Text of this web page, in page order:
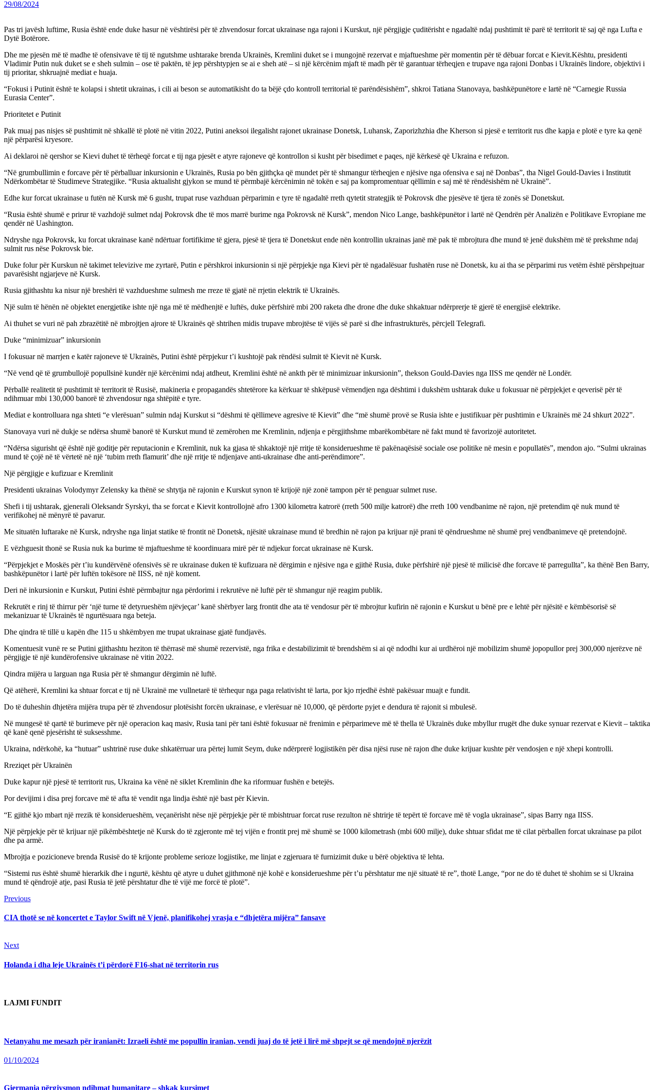
29/08/2024
Pas tri javësh luftime, Rusia është ende duke hasur në vështirësi për të zhvendosur forcat ukrainase nga rajoni i Kurskut, një përgjigje çuditërisht e ngadaltë ndaj pushtimit të parë të territorit të saj që nga Lufta e
Dytë Botërore.
Dhe me pjesën më të madhe të ofensivave të tij të ngutshme ushtarake brenda Ukrainës, Kremlini duket se i mungojnë rezervat e mjaftueshme për momentin për të dëbuar forcat e Kievit.Kështu, presidenti
Vladimir Putin nuk duket se e sheh sulmin – ose të paktën, të jep përshtypjen se ai e sheh atë – si një kërcënim mjaft të madh për të garantuar tërheqjen e trupave nga rajoni Donbas i Ukrainës lindore, objektivi i
tij prioritar, shkruajnë mediat e huaja.
“Fokusi i Putinit është te kolapsi i shtetit ukrainas, i cili ai beson se automatikisht do ta bëjë çdo kontroll territorial të parëndësishëm”, shkroi Tatiana Stanovaya, bashkëpunëtore e lartë në “Carnegie Russia
Eurasia Center”.
Prioritetet e Putinit
Pak muaj pas nisjes së pushtimit në shkallë të plotë në vitin 2022, Putini aneksoi ilegalisht rajonet ukrainase Donetsk, Luhansk, Zaporizhzhia dhe Kherson si pjesë e territorit rus dhe kapja e plotë e tyre ka qenë
një përparësi kryesore.
Ai deklaroi në qershor se Kievi duhet të tërheqë forcat e tij nga pjesët e atyre rajoneve që kontrollon si kusht për bisedimet e paqes, një kërkesë që Ukraina e refuzon.
“Në grumbullimin e forcave për të përballuar inkursionin e Ukrainës, Rusia po bën gjithçka që mundet për të shmangur tërheqjen e njësive nga ofensiva e saj në Donbas”, tha Nigel Gould-Davies i Institutit
Ndërkombëtar të Studimeve Strategjike. “Rusia aktualisht gjykon se mund të përmbajë kërcënimin në tokën e saj pa kompromentuar qëllimin e saj më të rëndësishëm në Ukrainë”.
Edhe kur forcat ukrainase u futën në Kursk më 6 gusht, trupat ruse vazhduan përparimin e tyre të ngadaltë rreth qytetit strategjik të Pokrovsk dhe pjesëve të tjera të zonës së Donetskut.
“Rusia është shumë e prirur të vazhdojë sulmet ndaj Pokrovsk dhe të mos marrë burime nga Pokrovsk në Kursk”, mendon Nico Lange, bashkëpunëtor i lartë në Qendrën për Analizën e Politikave Evropiane me
qendër në Uashington.
Ndryshe nga Pokrovsk, ku forcat ukrainase kanë ndërtuar fortifikime të gjera, pjesë të tjera të Donetskut ende nën kontrollin ukrainas janë më pak të mbrojtura dhe mund të jenë dukshëm më të prekshme ndaj
sulmit rus nëse Pokrovsk bie.
Duke folur për Kurskun në takimet televizive me zyrtarë, Putin e përshkroi inkursionin si një përpjekje nga Kievi për të ngadalësuar fushatën ruse në Donetsk, ku ai tha se përparimi rus vetëm është përshpejtuar
pavarësisht ngjarjeve në Kursk.
Rusia gjithashtu ka nisur një breshëri të vazhdueshme sulmesh me rreze të gjatë në rrjetin elektrik të Ukrainës.
Një sulm të hënën në objektet energjetike ishte një nga më të mëdhenjtë e luftës, duke përfshirë mbi 200 raketa dhe drone dhe duke shkaktuar ndërprerje të gjerë të energjisë elektrike.
Ai thuhet se vuri në pah zbrazëtitë në mbrojtjen ajrore të Ukrainës që shtrihen midis trupave mbrojtëse të vijës së parë si dhe infrastrukturës, përcjell Telegrafi.
Duke “minimizuar” inkursionin
I fokusuar në marrjen e katër rajoneve të Ukrainës, Putini është përpjekur t’i kushtojë pak rëndësi sulmit të Kievit në Kursk.
“Në vend që të grumbullojë popullsinë kundër një kërcënimi ndaj atdheut, Kremlini është në ankth për të minimizuar inkursionin”, thekson Gould-Davies nga IISS me qendër në Londër.
Përballë realitetit të pushtimit të territorit të Rusisë, makineria e propagandës shtetërore ka kërkuar të shkëpusë vëmendjen nga dështimi i dukshëm ushtarak duke u fokusuar në përpjekjet e qeverisë për të
ndihmuar mbi 130,000 banorë të zhvendosur nga shtëpitë e tyre.
Mediat e kontrolluara nga shteti “e vlerësuan” sulmin ndaj Kurskut si “dëshmi të qëllimeve agresive të Kievit” dhe “më shumë provë se Rusia ishte e justifikuar për pushtimin e Ukrainës më 24 shkurt 2022”.
Stanovaya vuri në dukje se ndërsa shumë banorë të Kurskut mund të zemërohen me Kremlinin, ndjenja e përgjithshme mbarëkombëtare në fakt mund të favorizojë autoritetet.
“Ndërsa sigurisht që është një goditje për reputacionin e Kremlinit, nuk ka gjasa të shkaktojë një rritje të konsiderueshme të pakënaqësisë sociale ose politike në mesin e popullatës”, mendon ajo. “Sulmi ukrainas
mund të çojë në të vërtetë në një ‘tubim rreth flamurit’ dhe një rritje të ndjenjave anti-ukrainase dhe anti-perëndimore”.
Një përgjigje e kufizuar e Kremlinit
Presidenti ukrainas Volodymyr Zelensky ka thënë se shtytja në rajonin e Kurskut synon të krijojë një zonë tampon për të penguar sulmet ruse.
Shefi i tij ushtarak, gjenerali Oleksandr Syrskyi, tha se forcat e Kievit kontrollojnë afro 1300 kilometra katrorë (rreth 500 milje katrorë) dhe rreth 100 vendbanime në rajon, një pretendim që nuk mund të
verifikohej në mënyrë të pavarur.
Me situatën luftarake në Kursk, ndryshe nga linjat statike të frontit në Donetsk, njësitë ukrainase mund të bredhin në rajon pa krijuar një prani të qëndrueshme në shumë prej vendbanimeve që pretendojnë.
E vëzhguesit thonë se Rusia nuk ka burime të mjaftueshme të koordinuara mirë për të ndjekur forcat ukrainase në Kursk.
“Përpjekjet e Moskës për t’iu kundërvënë ofensivës së re ukrainase duken të kufizuara në dërgimin e njësive nga e gjithë Rusia, duke përfshirë një pjesë të milicisë dhe forcave të parregullta”, ka thënë Ben Barry,
bashkëpunëtor i lartë për luftën tokësore në IISS, në një koment.
Deri në inkursionin e Kurskut, Putini është përmbajtur nga përdorimi i rekrutëve në luftë për të shmangur një reagim publik.
Rekrutët e rinj të thirrur për ‘një turne të detyrueshëm njëvjeçar’ kanë shërbyer larg frontit dhe ata të vendosur për të mbrojtur kufirin në rajonin e Kurskut u bënë pre e lehtë për njësitë e këmbësorisë së
mekanizuar të Ukrainës të ngurtësuara nga beteja.
Dhe qindra të tillë u kapën dhe 115 u shkëmbyen me trupat ukrainase gjatë fundjavës.
Komentuesit vunë re se Putini gjithashtu heziton të thërrasë më shumë rezervistë, nga frika e destabilizimit të brendshëm si ai që ndodhi kur ai urdhëroi një mobilizim shumë jopopullor prej 300,000 njerëzve në
përgjigje të një kundërofensive ukrainase në vitin 2022.
Qindra mijëra u larguan nga Rusia për të shmangur dërgimin në luftë.
Që atëherë, Kremlini ka shtuar forcat e tij në Ukrainë me vullnetarë të tërhequr nga paga relativisht të larta, por kjo rrjedhë është pakësuar muajt e fundit.
Do të duheshin dhjetëra mijëra trupa për të zhvendosur plotësisht forcën ukrainase, e vlerësuar në 10,000, që përdorte pyjet e dendura të rajonit si mbulesë.
Në mungesë të qartë të burimeve për një operacion kaq masiv, Rusia tani për tani është fokusuar në frenimin e përparimeve më të thella të Ukrainës duke mbyllur rrugët dhe duke synuar rezervat e Kievit – taktika
që kanë qenë pjesërisht të suksesshme.
Ukraina, ndërkohë, ka “hutuar” ushtrinë ruse duke shkatërruar ura përtej lumit Seym, duke ndërprerë logjistikën për disa njësi ruse në rajon dhe duke krijuar kushte për vendosjen e një xhepi kontrolli.
Rreziqet për Ukrainën
Duke kapur një pjesë të territorit rus, Ukraina ka vënë në siklet Kremlinin dhe ka riformuar fushën e betejës.
Por devijimi i disa prej forcave më të afta të vendit nga lindja është një bast për Kievin.
“E gjithë kjo mbart një rrezik të konsiderueshëm, veçanërisht nëse një përpjekje për të mbishtruar forcat ruse rezulton në shtrirje të tepërt të forcave më të vogla ukrainase”, sipas Barry nga IISS.
Një përpjekje për të krijuar një pikëmbështetje në Kursk do të zgjeronte më tej vijën e frontit prej më shumë se 1000 kilometrash (mbi 600 milje), duke shtuar sfidat me të cilat përballen forcat ukrainase pa pilot
dhe pa armë.
Mbrojtja e pozicioneve brenda Rusisë do të krijonte probleme serioze logjistike, me linjat e zgjeruara të furnizimit duke u bërë objektiva të lehta.
“Sistemi rus është shumë hierarkik dhe i ngurtë, kështu që atyre u duhet gjithmonë një kohë e konsiderueshme për t’u përshtatur me një situatë të re”, thotë Lange, “por ne do të duhet të shohim se si Ukraina
mund të qëndrojë atje, pasi Rusia të jetë përshtatur dhe të vijë me forcë të plotë”.
Continue
Reading
PreviousPrevious
CIA thotë se në koncertet e Taylor Swift në Vjenë, planifikohej vrasja e “dhjetëra mijëra” fansave
NextNext
Holanda i dha leje Ukrainës t’i përdorë F16-shat në territorin rus
LAJMI FUNDIT
Netanyahu me mesazh për iranianët: Izraeli është me popullin iranian, vendi juaj do të jetë i lirë më shpejt se që mendojnë njerëzit
01/10/2024
Gjermania përgjysmon ndihmat humanitare – shkak kursimet